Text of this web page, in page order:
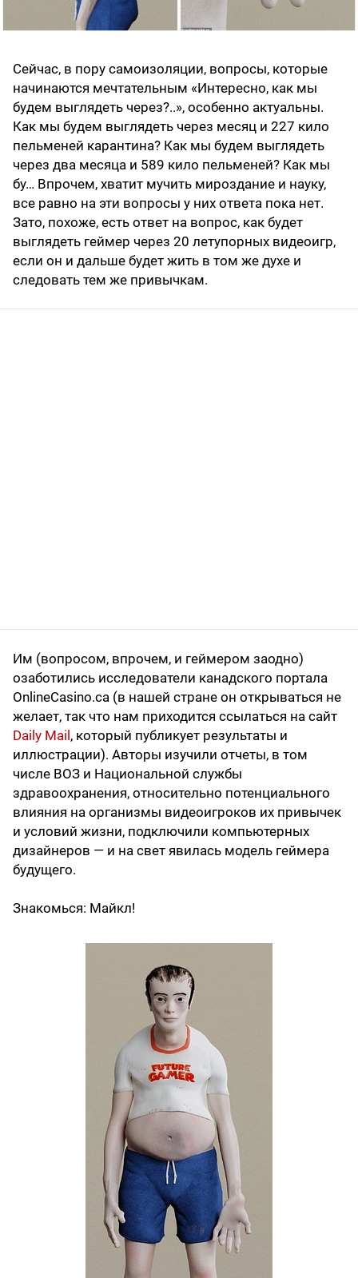
Сейчас, в пору самоизоляции, вопросы, которые
начинаются мечтательным «Интересно, как мы
будем выглядеть через?..», особенно актуальны.
Как мы будем выглядеть через месяц и 227 кило
пельменей карантина? Как мы будем выглядеть
через два месяца и 589 кило пельменей? Как мы
бу… Впрочем, хватит мучить мироздание и науку,
все равно на эти вопросы у них ответа пока нет.
Зато, похоже, есть ответ на вопрос, как будет
выглядеть геймер через 20 летупорных видеоигр,
если он и дальше будет жить в том же духе и
следовать тем же привычкам.
Им (вопросом, впрочем, и геймером заодно)
озаботились исследователи канадского портала
OnlineCasino.ca (в нашей стране он открываться не
желает, так что нам приходится ссылаться на сайт
Daily Mail, который публикует результаты и
иллюстрации). Авторы изучили отчеты, в том
числе ВОЗ и Национальной службы
здравоохранения, относительно потенциального
влияния на организмы видеоигроков их привычек
и условий жизни, подключили компьютерных
дизайнеров — и на свет явилась модель геймера
будущего.
Знакомься: Майкл!